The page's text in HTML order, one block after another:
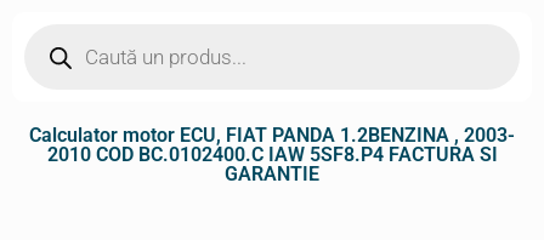
Calculator motor ECU, FIAT PANDA 1.2BENZINA , 2003-
2010 COD BC.0102400.C IAW 5SF8.P4 FACTURA SI
GARANTIE